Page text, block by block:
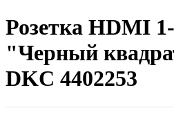
Розетка HDMI
"Черный
DKC 4402253